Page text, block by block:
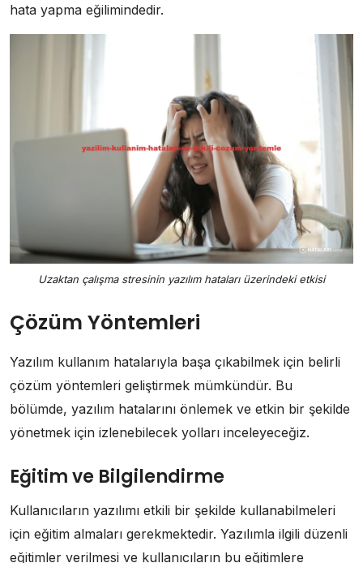
hata yapma eğilimindedir.
Uzaktan çalışma stresinin yazılım hataları üzerindeki etkisi
Çözüm Yöntemleri
Yazılım kullanım hatalarıyla başa çıkabilmek için belirli
çözüm yöntemleri geliştirmek mümkündür. Bu
bölümde, yazılım hatalarını önlemek ve etkin bir şekilde
yönetmek için izlenebilecek yolları inceleyeceğiz.
Eğitim ve Bilgilendirme
Kullanıcıların yazılımı etkili bir şekilde kullanabilmeleri
için eğitim almaları gerekmektedir. Yazılımla ilgili düzenli
eğitimler verilmesi ve kullanıcıların bu eğitimlere